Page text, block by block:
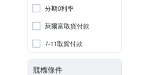
分期0利率
萊爾富取貨付款
7-11取貨付款
競標條件